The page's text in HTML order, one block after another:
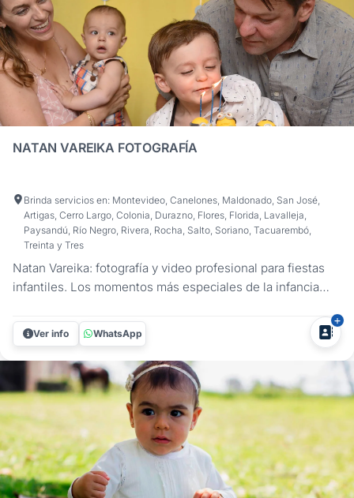
NATAN VAREIKA FOTOGRAFÍA
Brinda servicios en: Montevideo, Canelones, Maldonado, San José,
Artigas, Cerro Largo, Colonia, Durazno, Flores, Florida, Lavalleja,
Paysandú, Río Negro, Rivera, Rocha, Salto, Soriano, Tacuarembó,
Treinta y Tres
Natan Vareika: fotografía y video profesional para fiestas
infantiles. Los momentos más especiales de la infancia
capturamos la alegría, la emoción y los instantes únicos de
cada celebración con un estilo natural y creativo.
Ofrecemos un...
Ver info WhatsApp